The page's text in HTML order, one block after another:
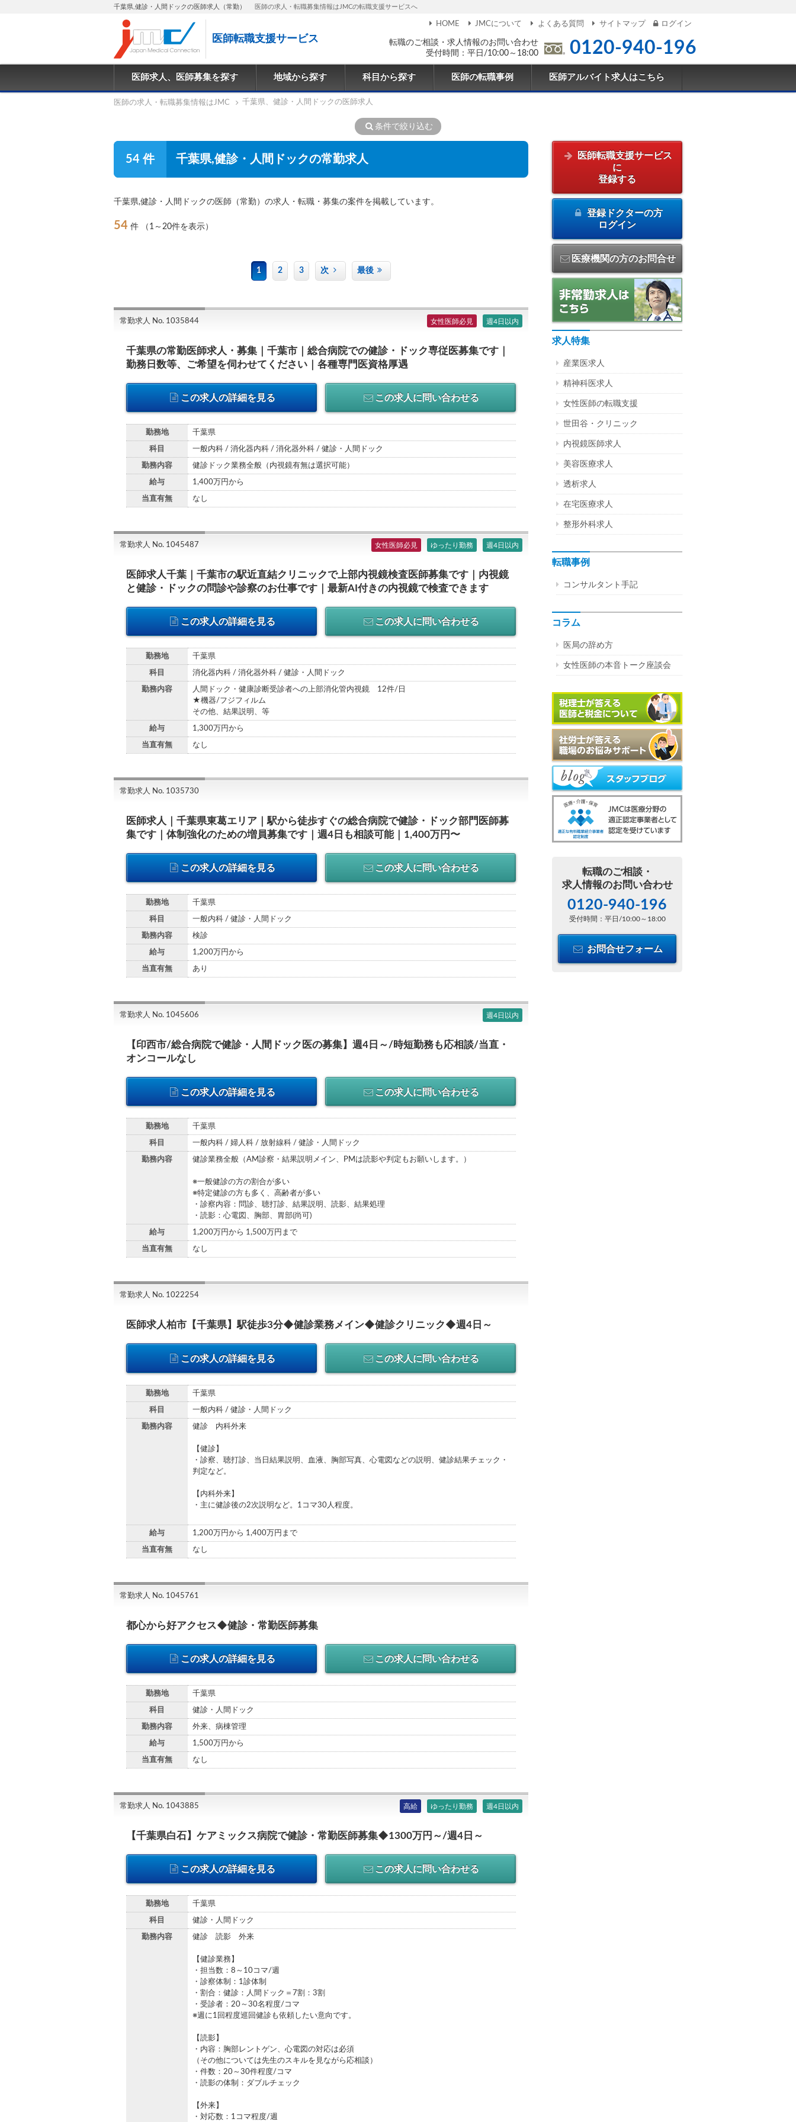
千葉県,健診・人間ドックの医師求人（常勤） 医師の求人・転職募集情報はJMCの転職支援サービスへ
医師転職支援サービス
転職のご相談・求人情報のお問い合わせ
受付時間：平日/10:00～18:00
0120-940-196
HOME JMCについて よくある質問 サイトマップ ログイン
医師求人、医師募集を探す 地域から探す 科目から探す 医師の転職事例 医師アルバイト求人はこちら
医師の求人・転職募集情報はJMC 千葉県、健診・人間ドックの医師求人
条件で絞り込む
54 件 千葉県,健診・人間ドックの常勤求人
千葉県,健診・人間ドックの医師（常勤）の求人・転職・募集の案件を掲載しています。
54 件 （1～20件を表示）
1 2 3 次 最後
常勤求人 No. 1035844 女性医師必見 週4日以内
千葉県の常勤医師求人・募集｜千葉市｜総合病院での健診・ドック専従医募集です｜
勤務日数等、ご希望を伺わせてください｜各種専門医資格厚遇
この求人の詳細を見る この求人に問い合わせる
勤務地 千葉県
科目 一般内科 / 消化器内科 / 消化器外科 / 健診・人間ドック
勤務内容 健診ドック業務全般（内視鏡有無は選択可能）
給与 1,400万円から
当直有無 なし
常勤求人 No. 1045487 女性医師必見 ゆったり勤務 週4日以内
医師求人千葉｜千葉市の駅近直結クリニックで上部内視鏡検査医師募集です｜内視鏡
と健診・ドックの問診や診察のお仕事です｜最新AI付きの内視鏡で検査できます
この求人の詳細を見る この求人に問い合わせる
勤務地 千葉県
科目 消化器内科 / 消化器外科 / 健診・人間ドック
勤務内容
人間ドック・健康診断受診者への上部消化管内視鏡 12件/日
★機器/フジフィルム
その他、結果説明、等
給与 1,300万円から
当直有無 なし
常勤求人 No. 1035730
医師求人｜千葉県東葛エリア｜駅から徒歩すぐの総合病院で健診・ドック部門医師募
集です｜体制強化のための増員募集です｜週4日も相談可能｜1,400万円〜
この求人の詳細を見る この求人に問い合わせる
勤務地 千葉県
科目 一般内科 / 健診・人間ドック
勤務内容 検診
給与 1,200万円から
当直有無 あり
常勤求人 No. 1045606 週4日以内
【印西市/総合病院で健診・人間ドック医の募集】週4日～/時短勤務も応相談/当直・
オンコールなし
この求人の詳細を見る この求人に問い合わせる
勤務地 千葉県
科目 一般内科 / 婦人科 / 放射線科 / 健診・人間ドック
勤務内容 健診業務全般（AM診察・結果説明メイン、PMは読影や判定もお願いします。）
※一般健診の方の割合が多い
※特定健診の方も多く、高齢者が多い
・診察内容：問診、聴打診、結果説明、読影、結果処理
・読影：心電図、胸部、胃部(尚可)
給与 1,200万円から 1,500万円まで
当直有無 なし
常勤求人 No. 1022254
医師求人柏市【千葉県】駅徒歩3分◆健診業務メイン◆健診クリニック◆週4日～
この求人の詳細を見る この求人に問い合わせる
勤務地 千葉県
科目 一般内科 / 健診・人間ドック
勤務内容 健診 内科外来
【健診】
・診察、聴打診、当日結果説明、血液、胸部写真、心電図などの説明、健診結果チェック・
判定など。
【内科外来】
・主に健診後の2次説明など。1コマ30人程度。
給与 1,200万円から 1,400万円まで
当直有無 なし
常勤求人 No. 1045761
都心から好アクセス◆健診・常勤医師募集
この求人の詳細を見る この求人に問い合わせる
勤務地 千葉県
科目 健診・人間ドック
勤務内容 外来、病棟管理
給与 1,500万円から
当直有無 なし
常勤求人 No. 1043885 高給 ゆったり勤務 週4日以内
【千葉県白石】ケアミックス病院で健診・常勤医師募集◆1300万円～/週4日～
この求人の詳細を見る この求人に問い合わせる
勤務地 千葉県
科目 健診・人間ドック
勤務内容 健診 読影 外来
【健診業務】
・担当数：8～10コマ/週
・診察体制：1診体制
・割合：健診：人間ドック＝7割：3割
・受診者：20～30名程度/コマ
※週に1回程度巡回健診も依頼したい意向です。
【読影】
・内容：胸部レントゲン、心電図の対応は必須
（その他については先生のスキルを見ながら応相談）
・件数：20～30件程度/コマ
・読影の体制：ダブルチェック
【外来】
・対応数：1コマ程度/週
医師転職支援サービス
に
登録する
登録ドクターの方
ログイン
医療機関の方のお問合せ
求人特集
産業医求人
精神科医求人
女性医師の転職支援
世田谷・クリニック
内視鏡医師求人
美容医療求人
透析求人
在宅医療求人
整形外科求人
転職事例
コンサルタント手記
コラム
医局の辞め方
女性医師の本音トーク座談会
転職のご相談・
求人情報のお問い合わせ
0120-940-196
受付時間：平日/10:00～18:00
お問合せフォーム